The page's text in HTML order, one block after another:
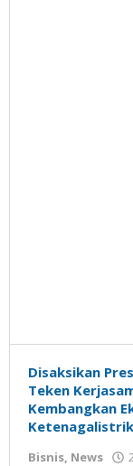
Disaksikan
Teken
Kembangkan
Bisnis, News